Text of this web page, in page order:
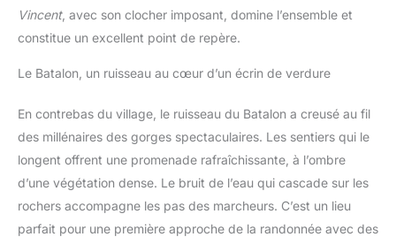
Vincent, avec son clocher imposant, domine l’ensemble et
constitue un excellent point de repère.
Le Batalon, un ruisseau au cœur d’un écrin de verdure
En contrebas du village, le ruisseau du Batalon a creusé au fil
des millénaires des gorges spectaculaires. Les sentiers qui le
longent offrent une promenade rafraîchissante, à l’ombre
d’une végétation dense. Le bruit de l’eau qui cascade sur les
rochers accompagne les pas des marcheurs. C’est un lieu
parfait pour une première approche de la randonnée avec des